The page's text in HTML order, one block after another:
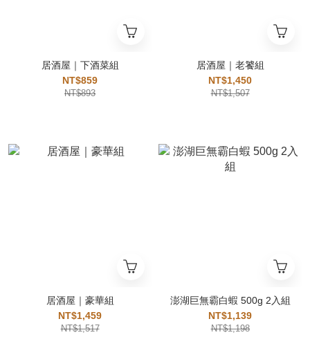
居酒屋｜下酒菜組
NT$859
NT$893
居酒屋｜老饕組
NT$1,450
NT$1,507
居酒屋｜豪華組
NT$1,459
NT$1,517
澎湖巨無霸白蝦 500g 2入組
NT$1,139
NT$1,198